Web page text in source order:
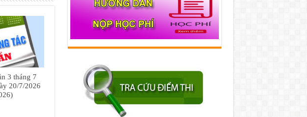
3 tháng 7
20/7/2026